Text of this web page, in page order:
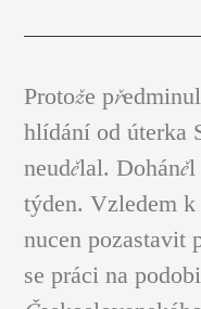
Protože
hlídání od úterka
neudělal.
týden. Vzledem
nucen pozastavit
se práci na